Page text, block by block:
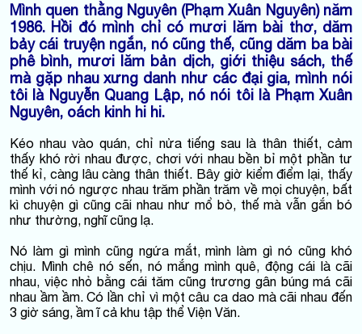
Mình quen thằng Nguyên (Phạm Xuân Nguyên) năm
1986. Hồi đó mình chỉ có mươi lăm bài thơ, dăm
bảy cái truyện ngắn, nó cũng thế, cũng dăm ba bài
phê bình, mươi lăm bản dịch, giới thiệu sách, thế
mà gặp nhau xưng danh như các đại gia, mình nói
tôi là Nguyễn Quang Lập, nó nói tôi là Phạm Xuân
Nguyên, oách kinh hi hi.
Kéo nhau vào quán, chỉ nửa tiếng sau là thân thiết, cảm
thấy khó rời nhau được, chơi với nhau bền bỉ một phần tư
thế kỉ, càng lâu càng thân thiết. Bây giờ kiểm điểm lại, thấy
mình với nó ngược nhau trăm phần trăm về mọi chuyện, bất
kì chuyện gì cũng cãi nhau như mổ bò, thế mà vẫn gắn bó
như thường, nghĩ cũng lạ.
Nó làm gì mình cũng ngứa mắt, mình làm gì nó cũng khó
chịu. Mình chê nó sến, nó mắng mình quê, động cái là cãi
nhau, việc nhỏ bằng cái tăm cũng trương gân búng má cãi
nhau ầm ầm. Có lần chỉ vì một câu ca dao mà cãi nhau đến
3 giờ sáng, ầm ĩ cả khu tập thể Viện Văn.